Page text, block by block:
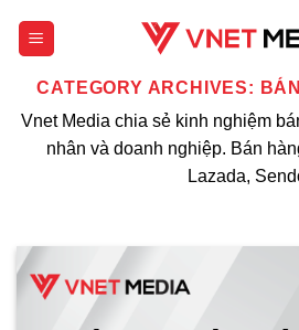
CATEGORY ARCHIVES:
Vnet Media chia sẻ kinh nghiệm
nhân và doanh nghiệp. Bán
Lazada,